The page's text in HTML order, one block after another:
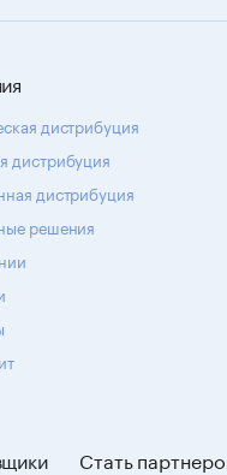
дистрибуция
дистрибуция
дистрибуция
решения
Стать